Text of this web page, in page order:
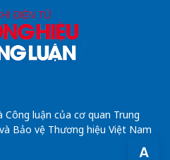
A
luận của cơ quan Trung
Bảo vệ Thương hiệu Việt Nam